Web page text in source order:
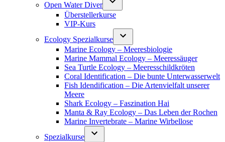
Open Water Diver
Überstellerkurse
VIP-Kurs
Ecology Spezialkurse
Marine Ecology – Meeresbiologie
Marine Mammal Ecology – Meeressäuger
Sea Turtle Ecology – Meeresschildkröten
Coral Identification – Die bunte Unterwasserwelt
Fish Idendification – Die Artenvielfalt unserer
Meere
Shark Ecology – Faszination Hai
Manta & Ray Ecology – Das Leben der Rochen
Marine Invertebrate – Marine Wirbellose
Spezialkurse